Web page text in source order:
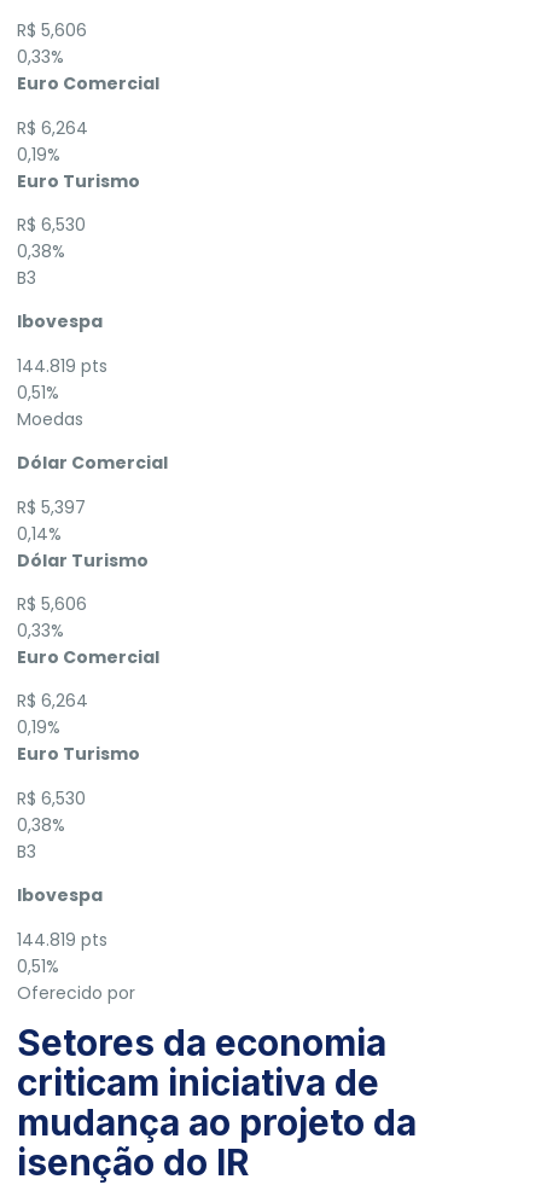
R$ 5,606
0,33%
Euro Comercial
R$ 6,264
0,19%
Euro Turismo
R$ 6,530
0,38%
B3
Ibovespa
144.819 pts
0,51%
Moedas
Dólar Comercial
R$ 5,397
0,14%
Dólar Turismo
R$ 5,606
0,33%
Euro Comercial
R$ 6,264
0,19%
Euro Turismo
R$ 6,530
0,38%
B3
Ibovespa
144.819 pts
0,51%
Oferecido por
Setores da economia
criticam iniciativa de
mudança ao projeto da
isenção do IR